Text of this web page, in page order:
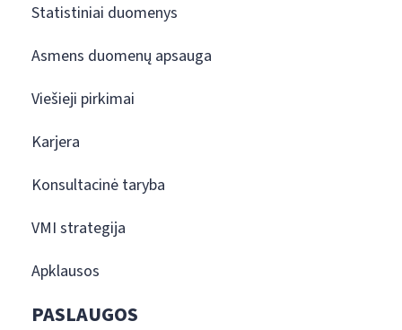
Statistiniai duomenys
Asmens duomenų apsauga
Viešieji pirkimai
Karjera
Konsultacinė taryba
VMI strategija
Apklausos
PASLAUGOS